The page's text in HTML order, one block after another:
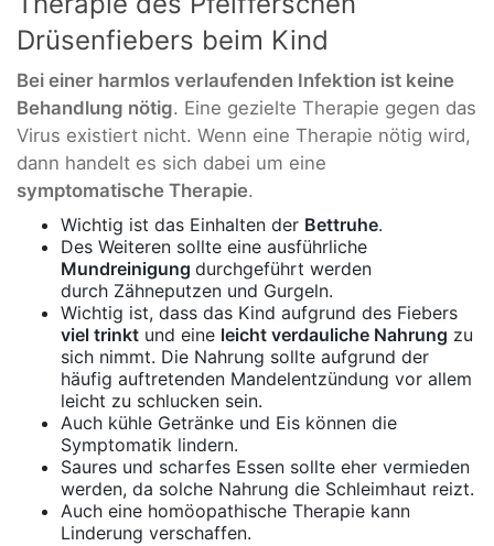
Drüsenfiebers beim Kind
Bei einer harmlos verlaufenden Infektion ist keine
Behandlung nötig. Eine gezielte Therapie gegen das
Virus existiert nicht. Wenn eine Therapie nötig wird,
dann handelt es sich dabei um eine
symptomatische Therapie.
Wichtig ist das Einhalten der Bettruhe.
Des Weiteren sollte eine ausführliche
Mundreinigung durchgeführt werden
durch Zähneputzen und Gurgeln.
Wichtig ist, dass das Kind aufgrund des Fiebers
viel trinkt und eine leicht verdauliche Nahrung zu
sich nimmt. Die Nahrung sollte aufgrund der
häufig auftretenden Mandelentzündung vor allem
leicht zu schlucken sein.
Auch kühle Getränke und Eis können die
Symptomatik lindern.
Saures und scharfes Essen sollte eher vermieden
werden, da solche Nahrung die Schleimhaut reizt.
Auch eine homöopathische Therapie kann
Linderung verschaffen.